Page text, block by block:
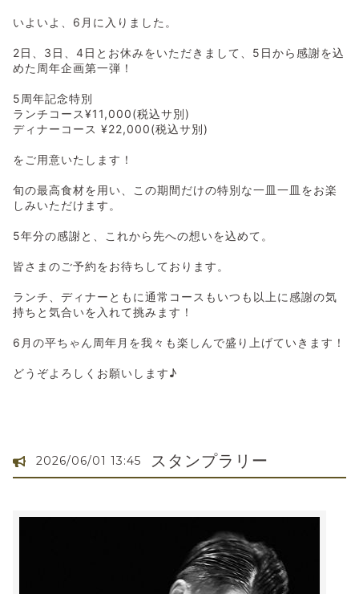
いよいよ、6月に入りました。
2日、3日、4日とお休みをいただきまして、5日から感謝を込
めた周年企画第一弾！
5周年記念特別
ランチコース¥11,000(税込サ別)
ディナーコース ¥22,000(税込サ別)
をご用意いたします！
旬の最高食材を用い、この期間だけの特別な一皿一皿をお楽
しみいただけます。
5年分の感謝と、これから先への想いを込めて。
皆さまのご予約をお待ちしております。
ランチ、ディナーともに通常コースもいつも以上に感謝の気
持ちと気合いを入れて挑みます！
6月の平ちゃん周年月を我々も楽しんで盛り上げていきます！
どうぞよろしくお願いします♪
2026/06/01 13:45 スタンプラリー